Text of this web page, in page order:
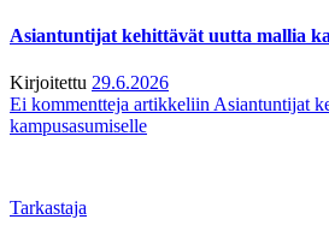
Asiantuntijat kehittävät uutta mallia
Kirjoitettu 29.6.2026
Ei kommentteja artikkeliin Asiantuntijat
kampusasumiselle
Tarkastaja